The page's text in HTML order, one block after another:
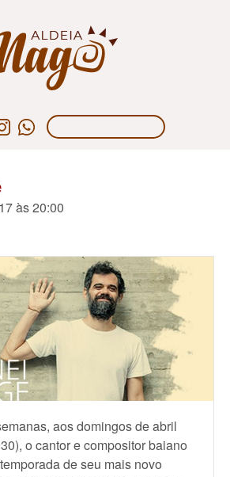
às 20:00
aos domingos de abril
o cantor e compositor baiano
de seu mais novo